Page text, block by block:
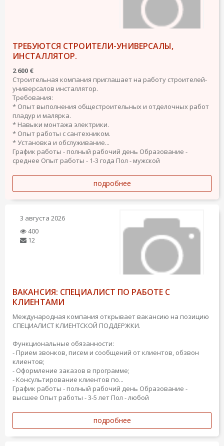
ТРЕБУЮТСЯ СТРОИТЕЛИ-УНИВЕРСАЛЫ,
ИНСТАЛЛЯТОР.
2 600 €
Строительная компания приглашает на работу строителей-
универсалов инсталлятор.
Требования:
* Опыт выполнения общестроительных и отделочных работ
пладур и малярка.
* Навыки монтажа электрики.
* Опыт работы с сантехником.
* Установка и обслуживание...
График работы - полный рабочий день Образование -
среднее Опыт работы - 1-3 года Пол - мужской
подробнее
3 августа 2026
400
12
ВАКАНСИЯ: СПЕЦИАЛИСТ ПО РАБОТЕ С
КЛИЕНТАМИ
Международная компания открывает вакансию на позицию
СПЕЦИАЛИСТ КЛИЕНТСКОЙ ПОДДЕРЖКИ.
Функциональные обязанности:
- Прием звонков, писем и сообщений от клиентов, обзвон
клиентов;
- Оформление заказов в программе;
- Консультирование клиентов по...
График работы - полный рабочий день Образование -
высшее Опыт работы - 3-5 лет Пол - любой
подробнее